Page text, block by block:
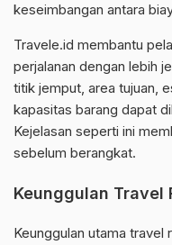
keseimbangan antara
Travele.id membantu
perjalanan dengan lebih
titik jemput, area tujuan,
kapasitas barang dapat
Kejelasan seperti ini
sebelum berangkat.
Keunggulan Travel
Keunggulan utama travel